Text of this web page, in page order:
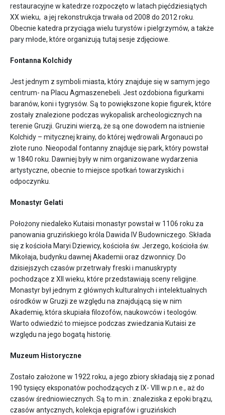
restauracyjne w katedrze rozpoczęto w latach pięćdziesiątych
XX wieku, a jej rekonstrukcja trwała od 2008 do 2012 roku.
Obecnie katedra przyciąga wielu turystów i pielgrzymów, a także
pary młode, które organizują tutaj sesje zdjęciowe.
Fontanna Kolchidy
Jest jednym z symboli miasta, który znajduje się w samym jego
centrum- na Placu Agmaszenebeli. Jest ozdobiona figurkami
baranów, koni i tygrysów. Są to powiększone kopie figurek, które
zostały znalezione podczas wykopalisk archeologicznych na
terenie Gruzji. Gruzini wierzą, że są one dowodem na istnienie
Kolchidy – mitycznej krainy, do której wędrowali Argonauci po
złote runo. Nieopodal fontanny znajduje się park, który powstał
w 1840 roku. Dawniej były w nim organizowane wydarzenia
artystyczne, obecnie to miejsce spotkań towarzyskich i
odpoczynku.
Monastyr Gelati
Położony niedaleko Kutaisi monastyr powstał w 1106 roku za
panowania gruzińskiego króla Dawida IV Budowniczego. Składa
się z kościoła Maryi Dziewicy, kościoła św. Jerzego, kościoła św.
Mikołaja, budynku dawnej Akademii oraz dzwonnicy. Do
dzisiejszych czasów przetrwały freski i manuskrypty
pochodzące z XII wieku, które przedstawiają sceny religijne.
Monastyr był jednym z głównych kulturalnych i intelektualnych
ośrodków w Gruzji ze względu na znajdującą się w nim
Akademię, która skupiała filozofów, naukowców i teologów.
Warto odwiedzić to miejsce podczas zwiedzania Kutaisi ze
względu na jego bogatą historię.
Muzeum Historyczne
Zostało założone w 1922 roku, a jego zbiory składają się z ponad
190 tysięcy eksponatów pochodzących z IX- VIII w.p.n.e., aż do
czasów średniowiecznych. Są to m.in.: znaleziska z epoki brązu,
czasów antycznych, kolekcja epigrafów i gruzińskich